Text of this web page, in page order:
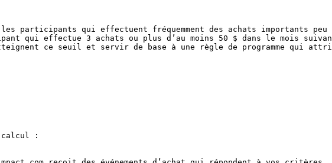
les participants qui effectuent fréquemment des achats importants
qui effectue 3 achats ou plus d’au moins 50 $ dans le mois
ce seuil et servir de base à une règle de programme qui
calcul :